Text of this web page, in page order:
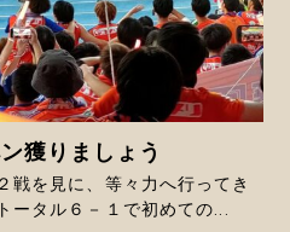
獲りましょう
戦を見に、等々力へ行ってき
ータル６－１で初めての...